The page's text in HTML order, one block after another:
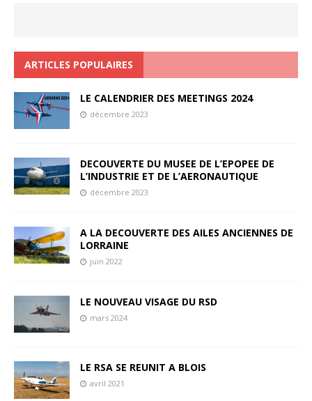
ARTICLES POPULAIRES
LE CALENDRIER DES MEETINGS 2024
décembre 2023
DECOUVERTE DU MUSEE DE L’EPOPEE DE
L’INDUSTRIE ET DE L’AERONAUTIQUE
décembre 2023
A LA DECOUVERTE DES AILES ANCIENNES DE
LORRAINE
juin 2022
LE NOUVEAU VISAGE DU RSD
mars 2024
LE RSA SE REUNIT A BLOIS
avril 2021